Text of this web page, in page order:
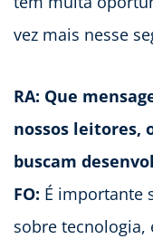
vez mais nesse
RA: Que
nossos leitores,
buscam
FO: É importante
sobre tecnologia,